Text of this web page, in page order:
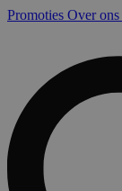
Promoties Over ons